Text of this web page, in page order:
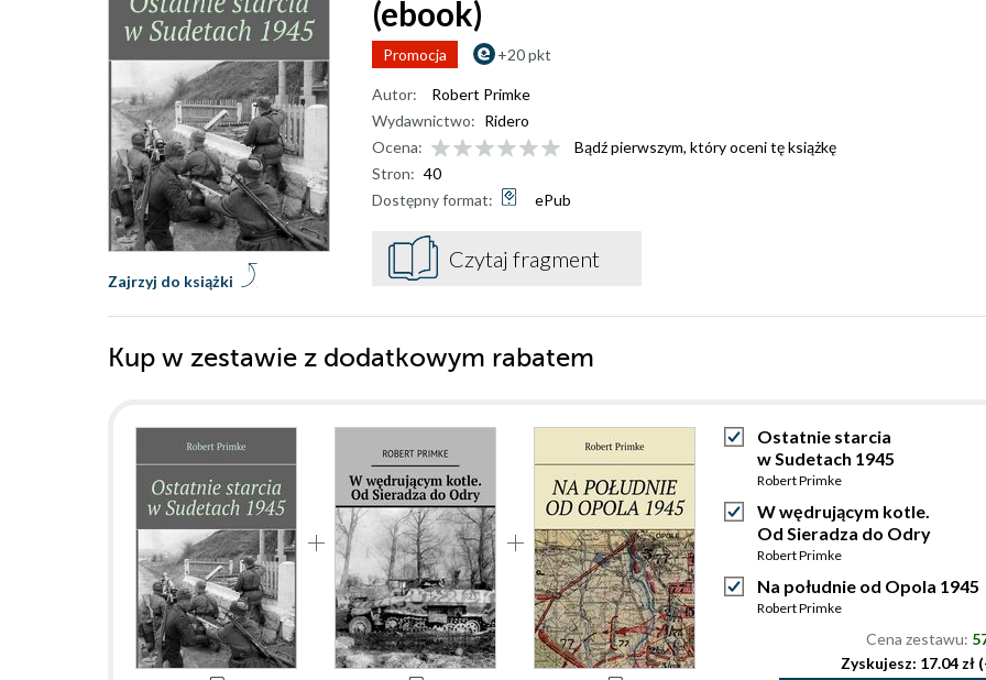
(ebook)
Promocja +20 pkt
Zajrzyj do książki
Autor:
Robert Primke
Wydawnictwo: Ridero
Ocena:
Bądź pierwszym, który oceni tę książkę
Stron: 40
Dostępny format:
ePub
Czytaj fragment
Kup w zestawie z dodatkowym rabatem
Ostatnie starcia
w Sudetach 1945
Robert Primke
W wędrującym kotle.
Od Sieradza do Odry
Robert Primke
Na południe od Opola 1945
Robert Primke
Cena zestawu:
Zyskujesz: 17.04 zł